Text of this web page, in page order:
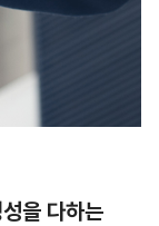
을 다하는